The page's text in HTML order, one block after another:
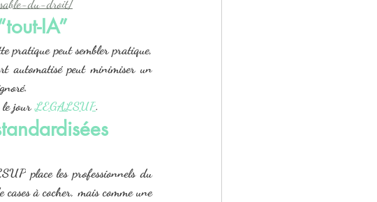
du-droit/
IA”
pratique peut sembler pratique,
automatisé peut minimiser un
le jour LEGALSUP.
place les professionnels du
à cocher, mais comme une